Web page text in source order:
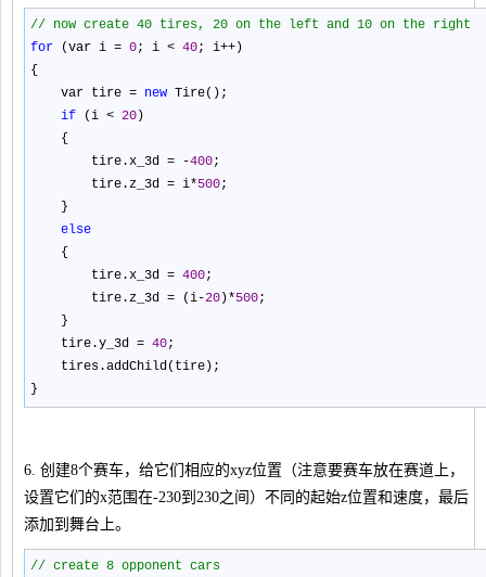
// now create 40 tires, 20 on the left and 10 on the right
for (var i = 0; i < 40; i++ )
{
var tire = new Tire();
if (i < 20 )
{
tire.x_3d = -400;
tire.z_3d = i*500;
}
else
{
tire.x_3d = 400;
tire.z_3d = (i-20 )*500;
}
tire.y_3d = 40;
tires.addChild(tire);
}
6. 创建8个赛车，给它们相应的xyz位置（注意要赛车放在赛道上，
设置它们的x范围在-230到230之间）不同的起始z位置和速度，最后
添加到舞台上。
// create 8 opponent cars